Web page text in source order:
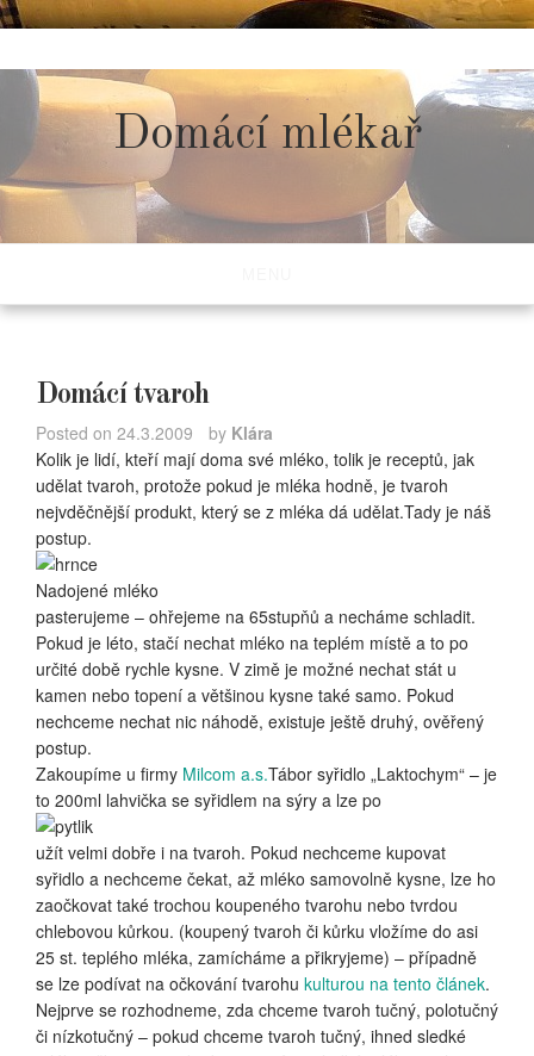
to
content
Domácí mlékař
Domácí tvaroh
Posted on 24.3.2009 by Klára
Kolik je lidí, kteří mají doma své mléko, tolik je receptů, jak
udělat tvaroh, protože pokud je mléka hodně, je tvaroh
nejvděčnější produkt, který se z mléka dá udělat.Tady je náš
postup.
Nadojené mléko
pasterujeme – ohřejeme na 65stupňů a necháme schladit.
Pokud je léto, stačí nechat mléko na teplém místě a to po
určité době rychle kysne. V zimě je možné nechat stát u
kamen nebo topení a většinou kysne také samo. Pokud
nechceme nechat nic náhodě, existuje ještě druhý, ověřený
postup.
Zakoupíme u firmy Milcom a.s.Tábor syřidlo „Laktochym“ – je
to 200ml lahvička se syřidlem na sýry a lze po
užít velmi dobře i na tvaroh. Pokud nechceme kupovat
syřidlo a nechceme čekat, až mléko samovolně kysne, lze ho
zaočkovat také trochou koupeného tvarohu nebo tvrdou
chlebovou kůrkou. (koupený tvaroh či kůrku vložíme do asi
25 st. teplého mléka, zamícháme a přikryjeme) – případně
se lze podívat na očkování tvarohu kulturou na tento článek.
Nejprve se rozhodneme, zda chceme tvaroh tučný, polotučný
či nízkotučný – pokud chceme tvaroh tučný, ihned sledké